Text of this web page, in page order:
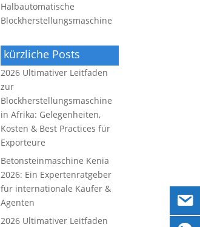
Halbautomatische
Blockherstellungsmaschine
kürzliche Posts
2026 Ultimativer Leitfaden
zur
Blockherstellungsmaschine
in Afrika: Gelegenheiten,
Kosten & Best Practices für
Exporteure
Betonsteinmaschine Kenia
2026: Ein Expertenratgeber
für internationale Käufer &
Agenten
2026 Ultimativer Leitfaden